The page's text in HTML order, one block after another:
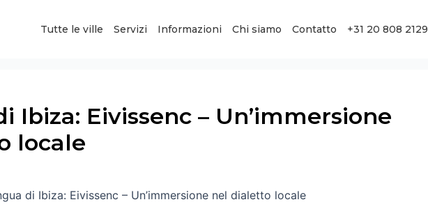
Tutte le ville Servizi Informazioni Chi siamo Contatto +31 20 808 2129
Ibiza: Eivissenc – Un’immersione
locale
di Ibiza: Eivissenc – Un’immersione nel dialetto locale